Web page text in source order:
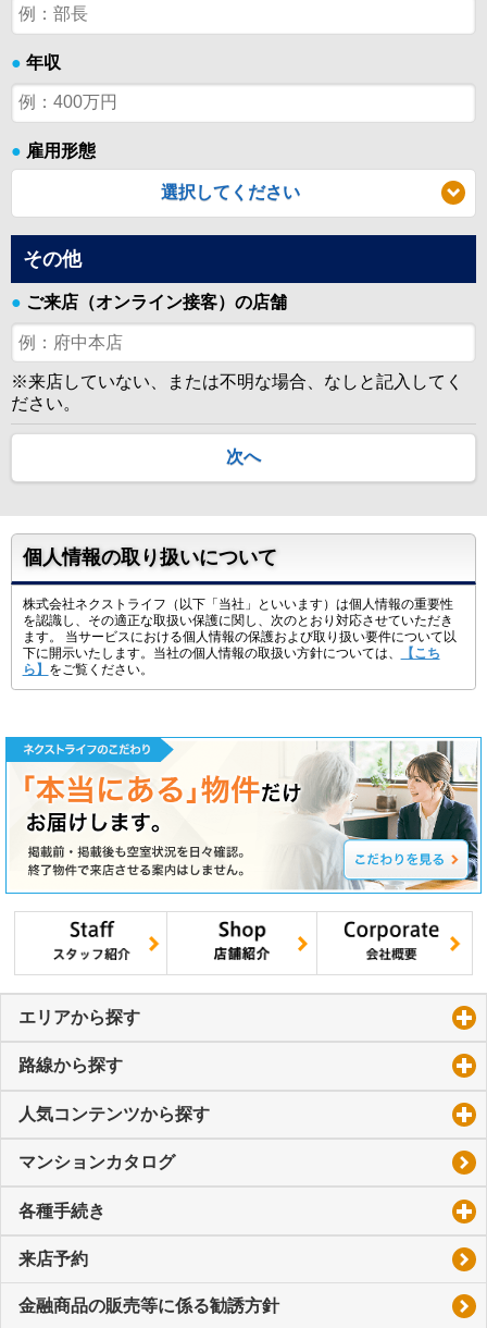
● 年収
● 雇用形態
選択してください
その他
● ご来店（オンライン接客）の店舗
※来店していない、または不明な場合、なしと記入してく
ださい。
次へ
個人情報の取り扱いについて
株式会社ネクストライフ（以下「当社」といいます）は個人情報の重要性
を認識し、その適正な取扱い保護に関し、次のとおり対応させていただき
ます。 当サービスにおける個人情報の保護および取り扱い要件について以
下に開示いたします。当社の個人情報の取扱い方針については、
【こち
ら】
をご覧ください。
エリアから探す
路線から探す
人気コンテンツから探す
マンションカタログ
各種手続き
来店予約
金融商品の販売等に係る勧誘方針